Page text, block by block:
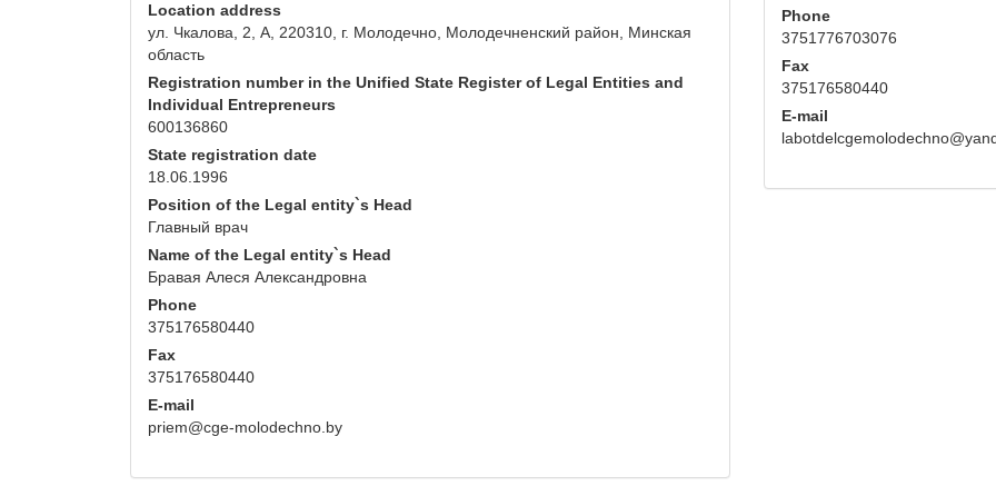
Location address
ул. Чкалова, 2, А, 220310, г. Молодечно, Молодечненский район, Минская
область
Registration number in the Unified State Register of Legal Entities and
Individual Entrepreneurs
600136860
State registration date
18.06.1996
Position of the Legal entity`s Head
Главный врач
Name of the Legal entity`s Head
Бравая Алеся Александровна
Phone
375176580440
Fax
375176580440
E-mail
priem@cge-molodechno.by
Phone
3751776703076
Fax
375176580440
E-mail